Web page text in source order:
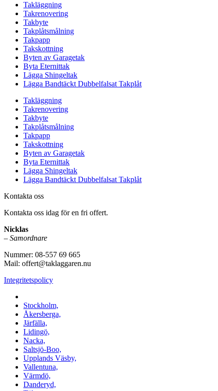
Takläggning
Takrenovering
Takbyte
Takplåtsmålning
Takpapp
Takskottning
Byten av Garagetak
Byta Eternittak
Lägga Shingeltak
Lägga Bandtäckt Dubbelfalsat Takplåt
Takläggning
Takrenovering
Takbyte
Takplåtsmålning
Takpapp
Takskottning
Byten av Garagetak
Byta Eternittak
Lägga Shingeltak
Lägga Bandtäckt Dubbelfalsat Takplåt
Kontakta oss
Kontakta oss idag för en fri offert.
Nicklas
– Samordnare
Nummer: 08-557 69 665
Mail: offert@taklaggaren.nu
Integritetspolicy
Stockholm,
Åkersberga,
Järfälla,
Lidingö,
Nacka,
Saltsjö-Boo,
Upplands Väsby,
Vallentuna,
Värmdö,
Danderyd,